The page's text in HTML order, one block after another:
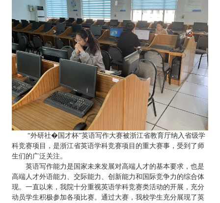
“外研社�国才杯”英语写作大赛被浙江省教育厅纳入省级学
科竞赛项目，是浙江省英语学科竞赛项目的重大赛事，受到了师
生们的广泛关注。
英语写作能力是国家未来发展对高端人才的基本要求，也是
高端人才外语能力、交际能力、创新能力和国际竞争力的综合体
现。一直以来，我院十分重视英语学科竞赛类活动的开展，充分
动员学生积极参加各项比赛。通过大赛，我校学生充分展现了英